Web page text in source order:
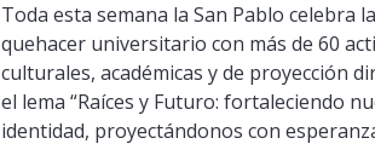
Toda esta semana la San Pablo celebra
quehacer universitario con más de 60
culturales, académicas y de proyección
el lema “Raíces y Futuro: fortaleciendo
identidad, proyectándonos con